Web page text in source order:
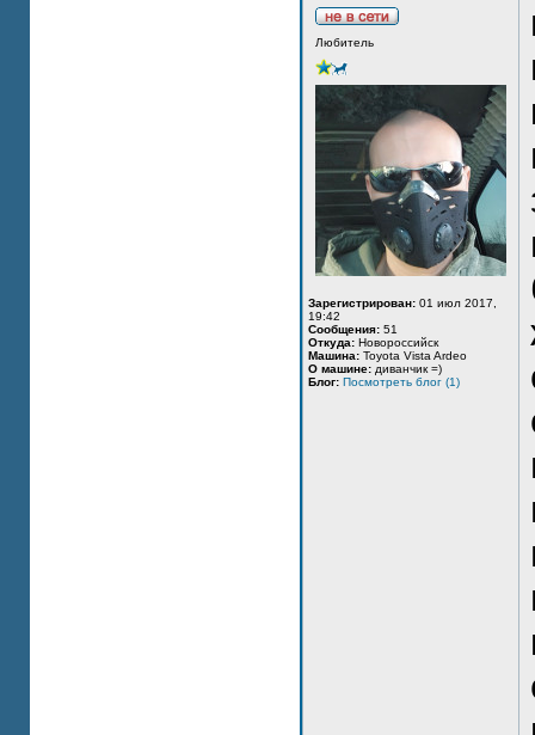
Любитель
Зарегистрирован: 01 июл 2017,
19:42
Сообщения: 51
Откуда: Новороссийск
Машина: Toyota Vista Ardeo
О машине: диванчик =)
Блог: Посмотреть блог (1)